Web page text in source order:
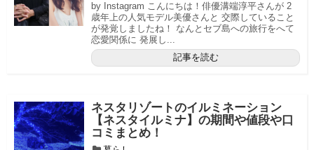
by Instagram こんにちは！俳優溝端淳平さんが 2
歳年上の人気モデル美優さんと 交際していること
が発覚しましたね！ なんとセブ島への旅行をへて
恋愛関係に 発展し...
記事を読む
ネスタリゾートのイルミネーション
【ネスタイルミナ】の期間や値段や口
コミまとめ！